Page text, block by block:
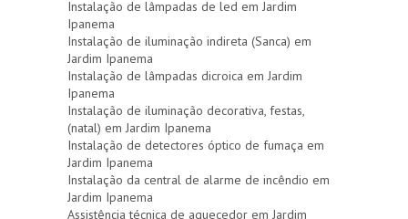
Instalação de lâmpadas de led em Jardim
Ipanema
Instalação de iluminação indireta (Sanca) em
Jardim Ipanema
Instalação de lâmpadas dicroica em Jardim
Ipanema
Instalação de iluminação decorativa, festas,
(natal) em Jardim Ipanema
Instalação de detectores óptico de fumaça em
Jardim Ipanema
Instalação da central de alarme de incêndio em
Jardim Ipanema
Assistência técnica de aquecedor em Jardim